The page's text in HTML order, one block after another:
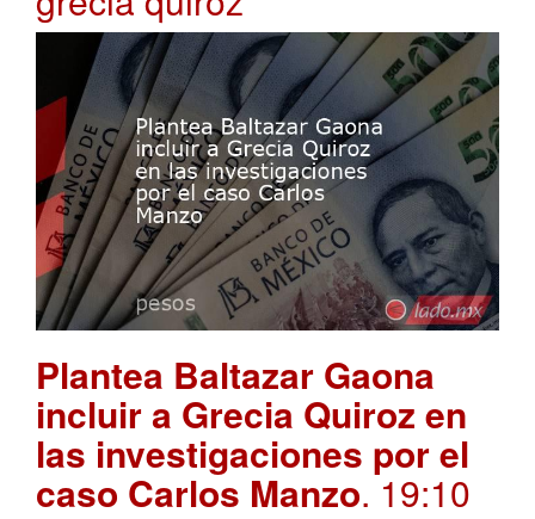
Plantea Baltazar Gaona
incluir a Grecia Quiroz en
las investigaciones por el
caso Carlos Manzo. 19:10